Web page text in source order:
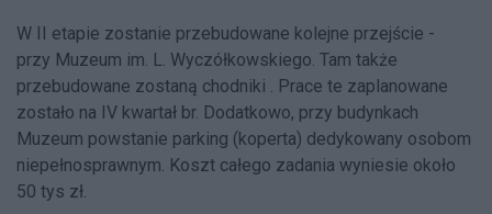
W II etapie zostanie przebudowane kolejne przejście -
przy Muzeum im. L. Wyczółkowskiego. Tam także
przebudowane zostaną chodniki . Prace te zaplanowane
zostało na IV kwartał br. Dodatkowo, przy budynkach
Muzeum powstanie parking (koperta) dedykowany osobom
niepełnosprawnym. Koszt całego zadania wyniesie około
50 tys zł.